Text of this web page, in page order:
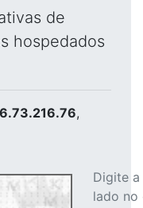
de
hospedados
,
Digite
lado no